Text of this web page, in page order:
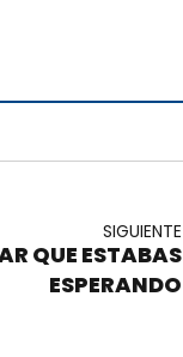
SIGUIENTE
QUE ESTABAS
ESPERANDO